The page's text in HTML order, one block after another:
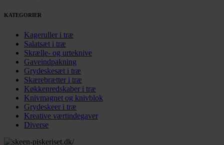
KATEGORIER
Kageruller i træ
Salatsæt i træ
Skrælle- og urteknive
Gaveindpakning
Grydeskesæt i træ
Skærebrætter i træ
Køkkenredskaber i træ
Knivmagnet og knivblok
Grydeskeer i træ
Kreative værtindegaver
Diverse